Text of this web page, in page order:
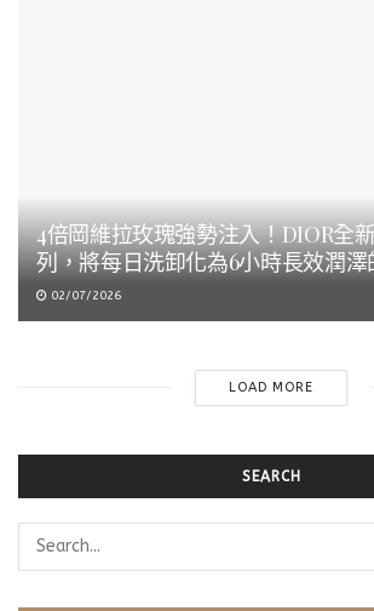
4倍岡維拉玫瑰強勢注入！DIOR全
列，將每日洗卸化為6小時長效潤
02/07/2026
LOAD MORE
SEARCH